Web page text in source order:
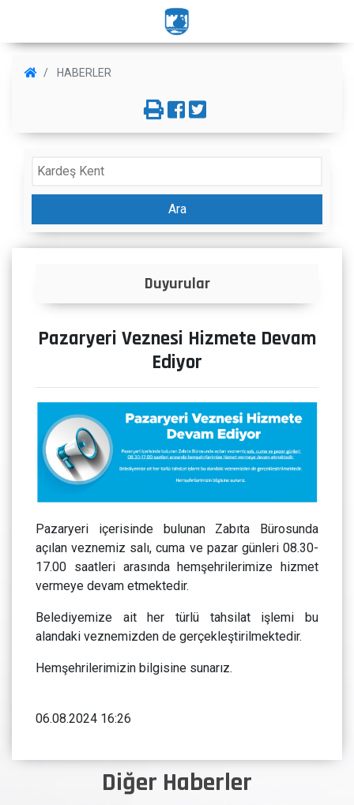
HABERLER
Diğer Haberler
Ara
Duyurular
Pazaryeri Veznesi Hizmete Devam
Ediyor
Pazaryeri içerisinde bulunan Zabıta Bürosunda
açılan veznemiz salı, cuma ve pazar günleri 08.30-
17.00 saatleri arasında hemşehrilerimize hizmet
vermeye devam etmektedir.
Belediyemize ait her türlü tahsilat işlemi bu
alandaki veznemizden de gerçekleştirilmektedir.
Hemşehrilerimizin bilgisine sunarız.
06.08.2024 16:26